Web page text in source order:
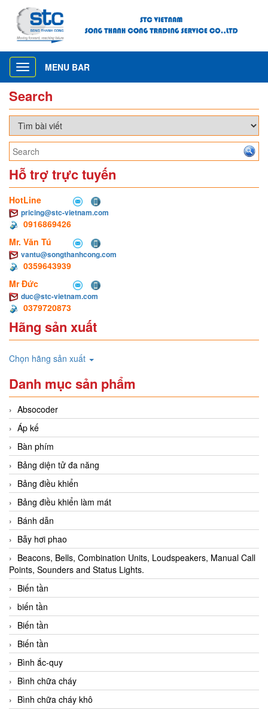
Toggle
navigation
MENU BAR
Search
Hỗ trợ trực tuyến
HotLine
pricing@stc-vietnam.com
0916869426
Mr. Văn Tú
vantu@songthanhcong.com
0359643939
Mr Đức
duc@stc-vietnam.com
0379720873
Hãng sản xuất
Chọn hãng sản xuất
Danh mục sản phẩm
Absocoder
Áp kế
Bàn phím
Bảng diện tử đa năng
Bảng điều khiển
Bảng điều khiển làm mát
Bánh dẫn
Bẫy hơi phao
Beacons, Bells, Combination Units, Loudspeakers, Manual Call
Points, Sounders and Status Lights.
Biến tần
biến tần
Biến tần
Biến tần
Bình ắc-quy
Bình chữa cháy
Bình chữa cháy khô